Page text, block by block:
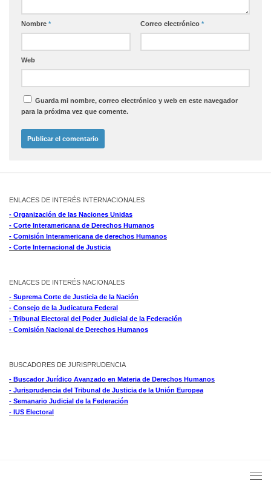
Nombre * Correo electrónico *
Web
Guarda mi nombre, correo electrónico y web en este navegador
para la próxima vez que comente.
ENLACES DE INTERÉS INTERNACIONALES
- Organización de las Naciones Unidas
- Corte Interamericana de Derechos Humanos
- Comisión Interamericana de derechos Humanos
- Corte Internacional de Justicia
ENLACES DE INTERÉS NACIONALES
- Suprema Corte de Justicia de la Nación
- Consejo de la Judicatura Federal
- Tribunal Electoral del Poder Judicial de la Federación
- Comisión Nacional de Derechos Humanos
BUSCADORES DE JURISPRUDENCIA
- Buscador Jurídico Avanzado en Materia de Derechos Humanos
- Jurisprudencia del Tribunal de Justicia de la Unión Europea
- Semanario Judicial de la Federación
- IUS Electoral